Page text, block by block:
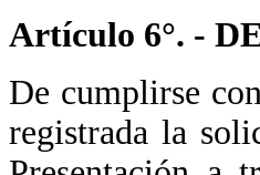
Artículo 6°. -
De cumplirse
registrada la